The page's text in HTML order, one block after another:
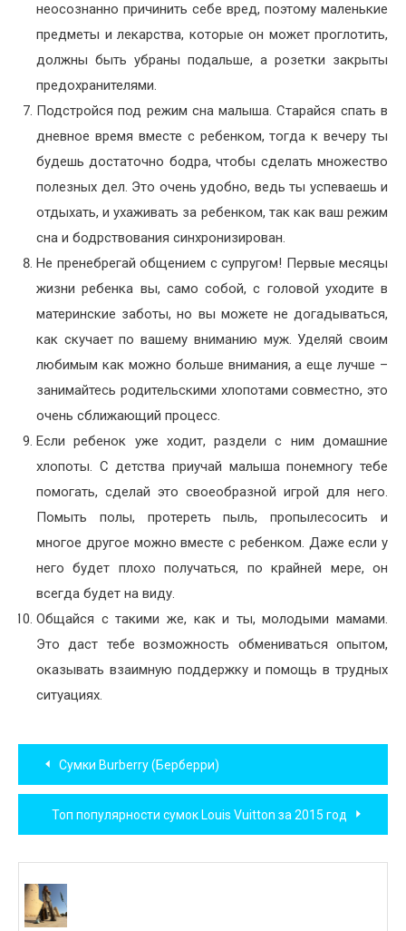
неосознанно причинить себе вред, поэтому маленькие
предметы и лекарства, которые он может проглотить,
должны быть убраны подальше, а розетки закрыты
предохранителями.
Подстройся под режим сна малыша. Старайся спать в
дневное время вместе с ребенком, тогда к вечеру ты
будешь достаточно бодра, чтобы сделать множество
полезных дел. Это очень удобно, ведь ты успеваешь и
отдыхать, и ухаживать за ребенком, так как ваш режим
сна и бодрствования синхронизирован.
Не пренебрегай общением с супругом! Первые месяцы
жизни ребенка вы, само собой, с головой уходите в
материнские заботы, но вы можете не догадываться,
как скучает по вашему вниманию муж. Уделяй своим
любимым как можно больше внимания, а еще лучше –
занимайтесь родительскими хлопотами совместно, это
очень сближающий процесс.
Если ребенок уже ходит, раздели с ним домашние
хлопоты. С детства приучай малыша понемногу тебе
помогать, сделай это своеобразной игрой для него.
Помыть полы, протереть пыль, пропылесосить и
многое другое можно вместе с ребенком. Даже если у
него будет плохо получаться, по крайней мере, он
всегда будет на виду.
Общайся с такими же, как и ты, молодыми мамами.
Это даст тебе возможность обмениваться опытом,
оказывать взаимную поддержку и помощь в трудных
ситуациях.
Навигация
по
записям
Сумки Burberry (Берберри)
Топ популярности сумок Louis Vuitton за 2015 год